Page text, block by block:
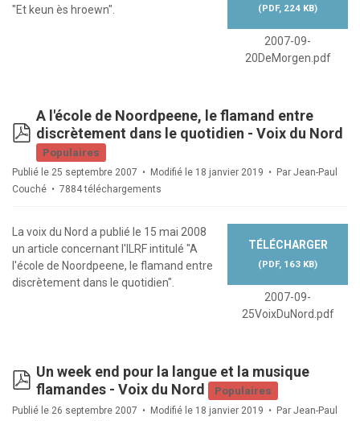
(PDF, 224 KB)
2007-09-
20DeMorgen.pdf
"Et keun ès hroewn".
pdf
A l'école de Noordpeene, le flamand entre
discrètement dans le quotidien - Voix du Nord
Populaires
Publié le 25 septembre 2007 Modifié le 18 janvier 2019 Par Jean-Paul
Couché
7884 téléchargements
TÉLÉCHARGER
(PDF, 163 KB)
2007-09-
25VoixDuNord.pdf
La voix du Nord a publié le 15 mai 2008
un article concernant l'ILRF intitulé "A
l'école de Noordpeene, le flamand entre
discrètement dans le quotidien".
pdf
Un week end pour la langue et la musique
flamandes - Voix du Nord
Populaires
Publié le 26 septembre 2007 Modifié le 18 janvier 2019 Par Jean-Paul